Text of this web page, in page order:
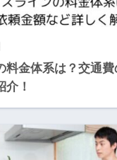
料金体系は？交通
！